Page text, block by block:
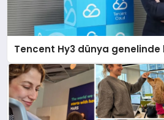
Tencent Hy3 dünya genelinde